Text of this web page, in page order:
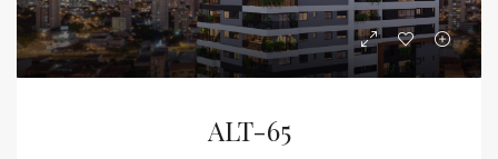
ALT-65